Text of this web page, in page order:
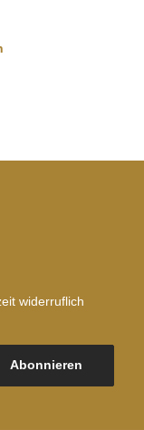
widerruflich
Abonnieren